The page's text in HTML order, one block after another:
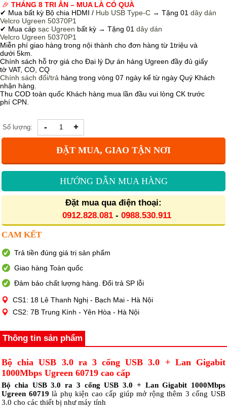
🎉 THÁNG 8 TRI ÂN – MUA LÀ CÓ QUÀ
✔ Mua bất kỳ Bộ chia HDMI / Hub USB Type-C → Tặng 01 dây dán
Velcro Ugreen 50370P1
✔ Mua cáp sạc Ugreen bất kỳ → Tặng 01 dây dán
Velcro Ugreen 50370P1
Miễn phí giao hàng trong nội thành cho đơn hàng từ 1triệu và
dưới 5km.
Chính sách hỗ trợ giá cho Đại lý Dự án hàng Ugreen đầy đủ giấy
tờ VAT, CO, CQ
Chính sách đổi/trả hàng trong vòng 07 ngày kể từ ngày Quý Khách
nhận hàng.
Thu COD toàn quốc Khách hàng mua lần đầu vui lòng CK trước
phí CPN.
Số lượng: - +
ĐẶT MUA, GIAO TẬN NƠI
HƯỚNG DẪN MUA HÀNG
Đặt mua qua điện thoại:
0912.828.081 - 0988.530.911
CAM KẾT
Trả tiền đúng giá trị sản phẩm
Giao hàng Toàn quốc
Đảm bảo chất lượng hàng. Đổi trả SP lỗi
CS1: 18 Lê Thanh Nghị - Bạch Mai - Hà Nội
CS2: 7B Trung Kính - Yên Hòa - Hà Nội
Thông tin sản phẩm
Bộ chia USB 3.0 ra 3 cổng USB 3.0 + Lan Gigabit
1000Mbps Ugreen 60719 cao cấp
Bộ chia USB 3.0 ra 3 cổng USB 3.0 + Lan Gigabit 1000Mbps
Ugreen 60719 là phụ kiện cao cấp giúp mở rộng thêm 3 cổng USB
3.0 cho các thiết bị như máy tính